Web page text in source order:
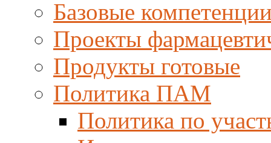
Базовые
Проекты
Продукты готовые
Политика ПАМ
Политика по